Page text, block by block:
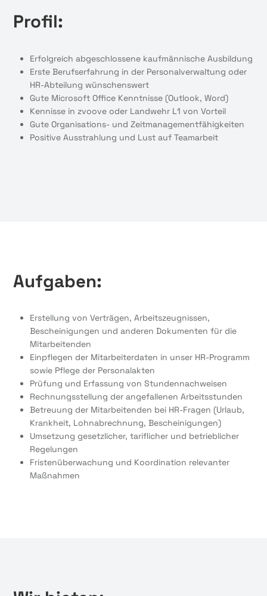
Profil:
Erfolgreich abgeschlossene kaufmännische Ausbildung
Erste Berufserfahrung in der Personalverwaltung oder
HR-Abteilung wünschenswert
Gute Microsoft Office Kenntnisse (Outlook, Word)
Kennisse in zvoove oder Landwehr L1 von Vorteil
Gute Organisations- und Zeitmanagementfähigkeiten
Positive Ausstrahlung und Lust auf Teamarbeit
Aufgaben:
Erstellung von Verträgen, Arbeitszeugnissen,
Bescheinigungen und anderen Dokumenten für die
Mitarbeitenden
Einpflegen der Mitarbeiterdaten in unser HR-Programm
sowie Pflege der Personalakten
Prüfung und Erfassung von Stundennachweisen
Rechnungsstellung der angefallenen Arbeitsstunden
Betreuung der Mitarbeitenden bei HR-Fragen (Urlaub,
Krankheit, Lohnabrechnung, Bescheinigungen)
Umsetzung gesetzlicher, tariflicher und betrieblicher
Regelungen
Fristenüberwachung und Koordination relevanter
Maßnahmen